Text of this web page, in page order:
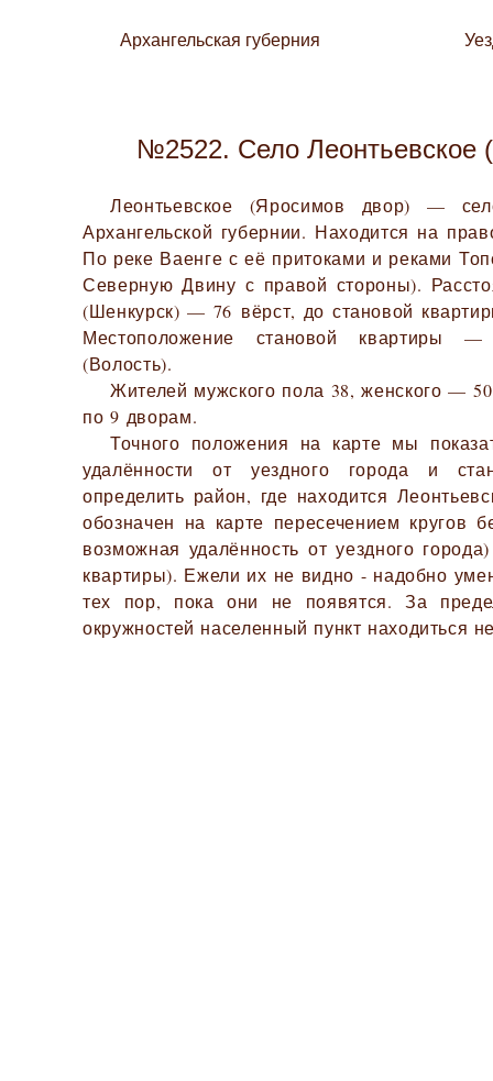
Архангельская губерния
№2522. Село Леонтьевское
Леонтьевское (Яросимов двор) —
Архангельской губернии. Находится на
По реке Ваенге с её притоками и реками
Северную Двину с правой стороны).
(Шенкурск) — 76 вёрст, до становой
Местоположение становой квартиры —
(Волость).
Жителей мужского пола 38, женского —
по 9 дворам.
Точного положения на карте мы
удалённости от уездного города и
определить район, где находится
обозначен на карте пересечением кругов
возможная удалённость от уездного
квартиры). Ежели их не видно - надобно
тех пор, пока они не появятся. За
окружностей населенный пункт находиться